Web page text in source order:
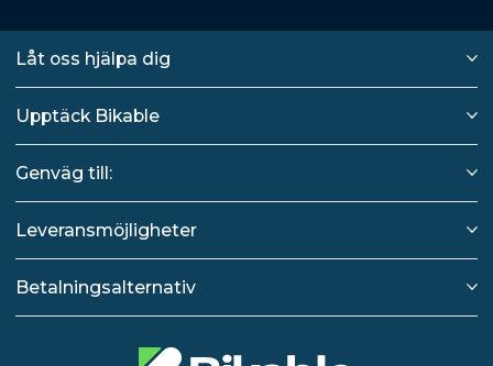
Låt oss hjälpa dig
Upptäck Bikable
Genväg till:
Leveransmöjligheter
Betalningsalternativ